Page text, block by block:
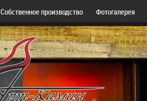
Собственное производство Фотогалерея